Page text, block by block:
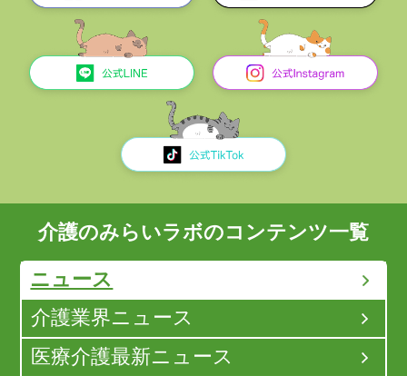
介護のみらいラボのコンテンツ一覧
ニュース
介護業界ニュース
医療介護最新ニュース